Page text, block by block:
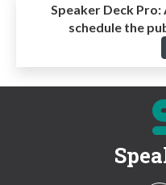
Speaker Deck Pro:
schedule the